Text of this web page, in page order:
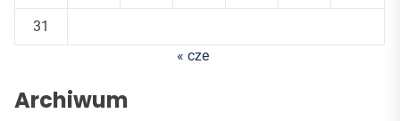
31
« cze
Archiwum